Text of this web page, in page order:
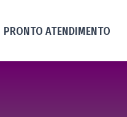
PRONTO ATENDIMENTO